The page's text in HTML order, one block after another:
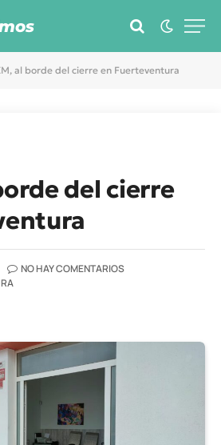
al borde del cierre en Fuerteventura
del cierre
NO HAY COMENTARIOS